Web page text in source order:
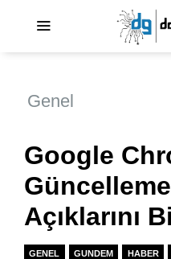
Genel
Google
Açıklarını
GENEL GUNDEM HABER